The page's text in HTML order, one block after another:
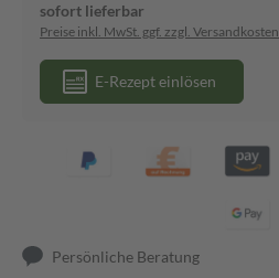
sofort lieferbar
Preise inkl. MwSt. ggf. zzgl. Versandkosten
E-Rezept einlösen
Persönliche Beratung